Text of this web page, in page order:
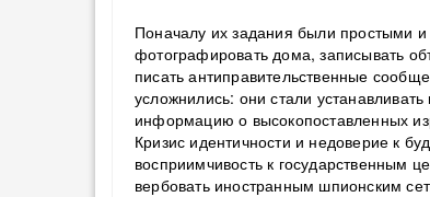
Поначалу их задания были простыми
фотографировать дома, записывать
писать антиправительственные
усложнились: они стали
информацию о высокопоставленных
Кризис идентичности и недоверие к
восприимчивость к государственным
вербовать иностранным шпионским